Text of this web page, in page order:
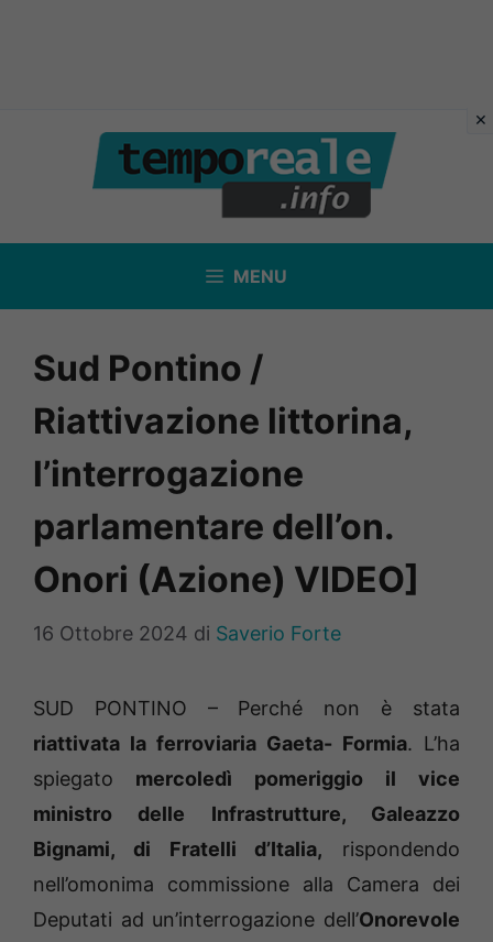
contenuto
MENU
Sud Pontino /
Riattivazione littorina,
l’interrogazione
parlamentare dell’on.
Onori (Azione) VIDEO]
16 Ottobre 2024 di Saverio Forte
SUD PONTINO – Perché non è stata
riattivata la ferroviaria Gaeta- Formia. L’ha
spiegato mercoledì pomeriggio il vice
ministro delle Infrastrutture, Galeazzo
Bignami, di Fratelli d’Italia, rispondendo
nell’omonima commissione alla Camera dei
Deputati ad un’interrogazione dell’Onorevole